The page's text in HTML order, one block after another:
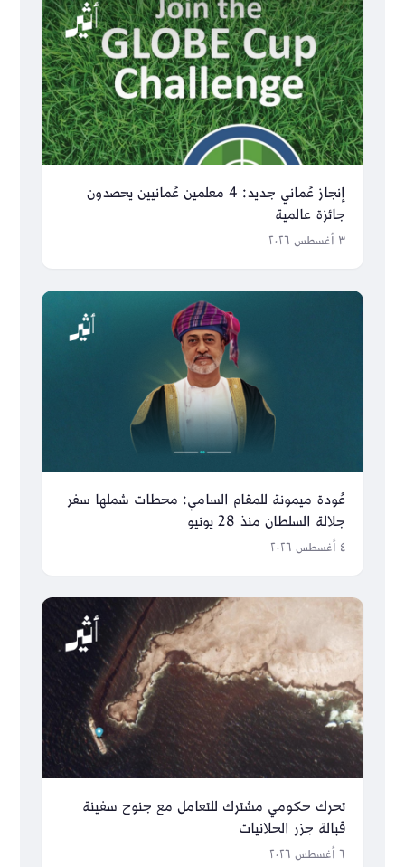
إنجاز عُماني جديد: 4 معلمين عُمانيين يحصدون
جائزة عالمية
٣ أغسطس ٢٠٢٦
عُودة ميمونة للمقام السامي: محطات شملها سفر
جلالة السلطان منذ 28 يونيو
٤ أغسطس ٢٠٢٦
تحرك حكومي مشترك للتعامل مع جنوح سفينة
قبالة جزر الحلانيات
٦ أغسطس ٢٠٢٦